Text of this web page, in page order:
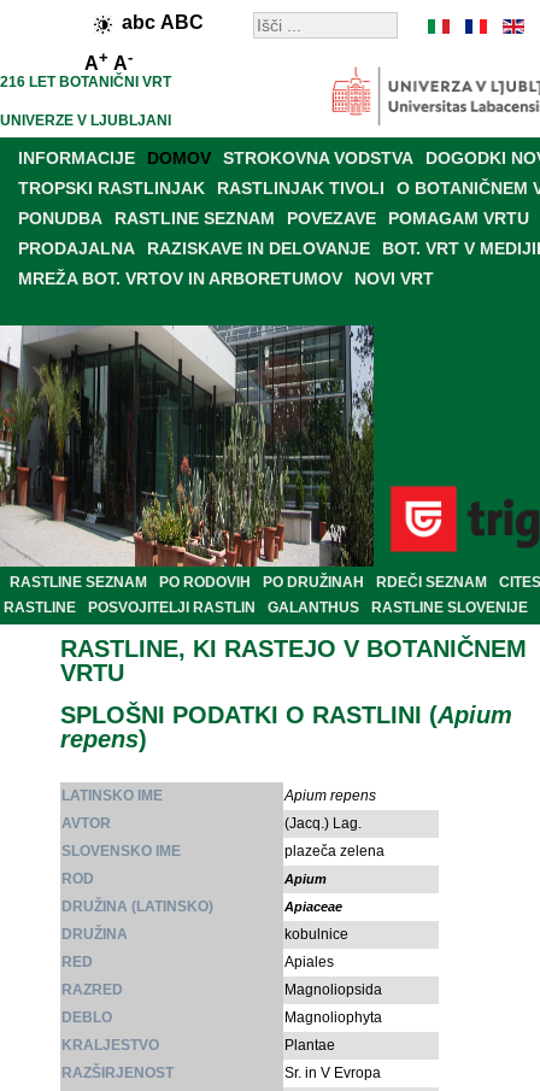
abc ABC
A+ A-
216 LET BOTANIČNI VRT
UNIVERZE V LJUBLJANI
INFORMACIJE DOMOV STROKOVNA VODSTVA
DOGODKI
TROPSKI RASTLINJAK
RASTLINJAK TIVOLI
O BOTANIČNEM
PONUDBA
RASTLINE SEZNAM POVEZAVE
POMAGAM VRTU
PRODAJALNA
RAZISKAVE IN DELOVANJE
BOT. VRT V
MREŽA BOT. VRTOV IN ARBORETUMOV
NOVI VRT
RASTLINE SEZNAM PO RODOVIH PO DRUŽINAH RDEČI SEZNAM
CITES
RASTLINE
POSVOJITELJI RASTLIN GALANTHUS RASTLINE SLOVENIJE
RASTLINE, KI RASTEJO V BOTANIČNEM
VRTU
SPLOŠNI PODATKI O RASTLINI (Apium
repens)
LATINSKO IME
Apium repens
AVTOR
(Jacq.) Lag.
SLOVENSKO IME
plazeča zelena
ROD
Apium
DRUŽINA (LATINSKO) Apiaceae
DRUŽINA
kobulnice
RED
Apiales
RAZRED
Magnoliopsida
DEBLO
Magnoliophyta
KRALJESTVO
Plantae
RAZŠIRJENOST
Sr. in V Evropa